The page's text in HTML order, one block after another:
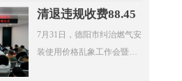
灾区。7月20日，考核巡查组
随机检查时发现，云南滇楚
液化气有限公司长润街液化
气瓶装供应站存在重大事故
清退违规收费88.45
万元，惠及群众
4000余户！德阳市
7月31日，德阳市纠治燃气安
装使用价格乱象工作会暨惠